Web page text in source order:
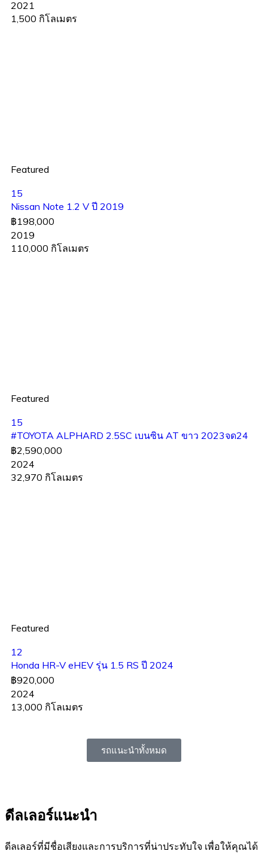
2021
1,500 กิโลเมตร
Featured
15
Nissan Note 1.2 V ปี 2019
฿198,000
2019
110,000 กิโลเมตร
Featured
15
#TOYOTA ALPHARD 2.5SC เบนซิน AT ขาว 2023จด24
฿2,590,000
2024
32,970 กิโลเมตร
Featured
12
Honda HR-V eHEV รุ่น 1.5 RS ปี 2024
฿920,000
2024
13,000 กิโลเมตร
รถแนะนำทั้งหมด
ดีลเลอร์แนะนำ​
ดีลเลอร์ที่มีชื่อเสียงและการบริการที่น่าประทับใจ เพื่อให้คุณได้